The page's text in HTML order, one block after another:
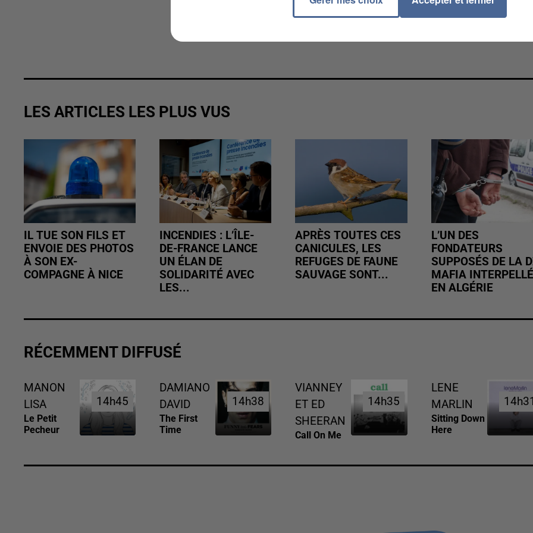
LES ARTICLES LES PLUS VUS
IL TUE SON FILS ET
ENVOIE DES PHOTOS
À SON EX-
COMPAGNE À NICE
INCENDIES : L’ÎLE-
DE-FRANCE LANCE
UN ÉLAN DE
SOLIDARITÉ AVEC
LES...
APRÈS TOUTES CES
CANICULES, LES
REFUGES DE FAUNE
SAUVAGE SONT...
L’UN DES
FONDATEURS
SUPPOSÉS DE LA
MAFIA INTERPELLÉ
EN ALGÉRIE
RÉCEMMENT DIFFUSÉ
MANON
LISA
Le Petit
Pecheur
14h45
14h45
DAMIANO
DAVID
The First
Time
14h38
14h38
VIANNEY
ET ED
SHEERAN
Call On Me
14h35
14h35
LENE
MARLIN
Sitting Down
Here